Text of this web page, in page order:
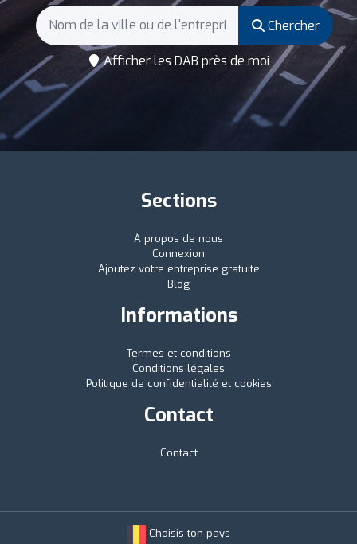
Chercher
Afficher les DAB près de moi
Sections
À propos de nous
Connexion
Ajoutez votre entreprise gratuite
Blog
Informations
Termes et conditions
Conditions légales
Politique de confidentialité et cookies
Contact
Contact
Choisis ton pays